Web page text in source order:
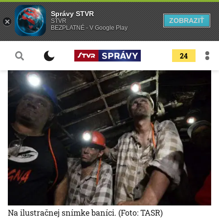
24
Na ilustračnej snímke baníci. (Foto: TASR)
Správy STVR
STVR
BEZPLATNÉ - V Google Play
ZOBRAZIŤ